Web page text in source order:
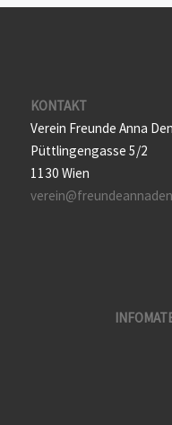
KONTAKT
Verein Freunde Anna
Püttlingengasse 5/2
1130 Wien